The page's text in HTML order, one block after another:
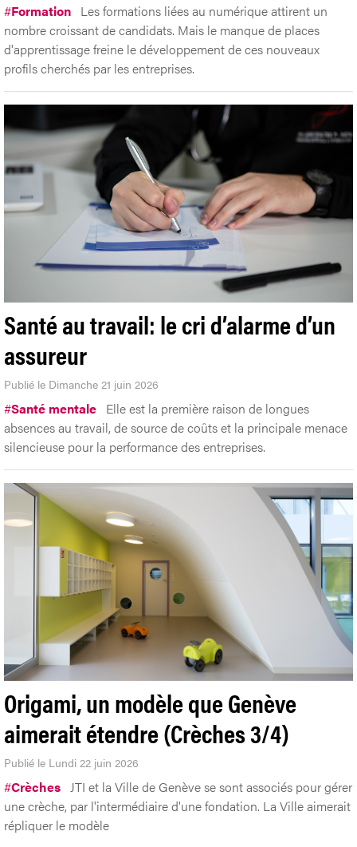
#Formation Les formations liées au numérique attirent un
nombre croissant de candidats. Mais le manque de places
d'apprentissage freine le développement de ces nouveaux
profils cherchés par les entreprises.
Santé au travail: le cri d’alarme d’un
assureur
Publié le Dimanche 21 juin 2026
#Santé mentale Elle est la première raison de longues
absences au travail, de source de coûts et la principale menace
silencieuse pour la performance des entreprises.
Origami, un modèle que Genève
aimerait étendre (Crèches 3/4)
Publié le Lundi 22 juin 2026
#Crèches JTI et la Ville de Genève se sont associés pour gérer
une crèche, par l'intermédiaire d'une fondation. La Ville aimerait
répliquer le modèle